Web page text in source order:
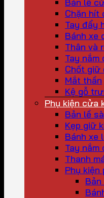
Chặn hít
Tay đẩy
Bánh xe
Thân và
Tay nắm
Chốt giữ
Mắt thần
Kệ gỗ
Phụ kiện cửa
Bản lề
Kẹp giữ
Bánh xe
Tay nắm
Thanh
Phụ kiện